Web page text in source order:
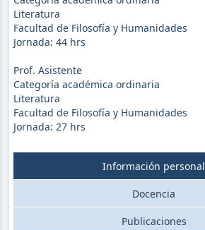
Literatura
Facultad de Filosofía y Humanidades
Jornada: 44hrs
Prof. Asistente
Categoría académica ordinaria
Literatura
Facultad de Filosofía y Humanidades
Jornada: 27hrs
Información personal
Docencia
Publicaciones